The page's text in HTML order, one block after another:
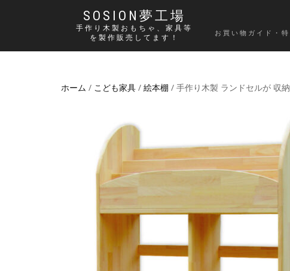
SOSION夢工場
手作り木製おもちゃ、家具等
を製作販売してます！
お買い物ガイド・
ホーム / こども家具 / 絵本棚 / 手作り木製 ランドセルが 収